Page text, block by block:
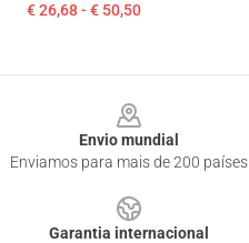
€ 26,68 - € 50,50
Envio mundial
Enviamos para mais de 200 países
Garantia internacional